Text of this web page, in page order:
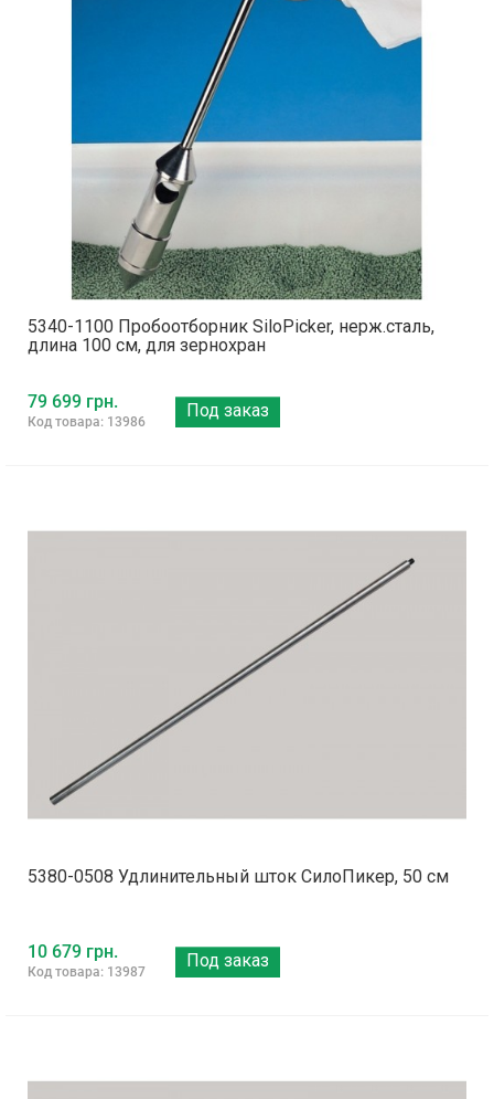
5340-1100 Пробоотборник SiloPicker, нерж.сталь,
длина 100 см, для зернохран
79 699 грн.
Код товара: 13986
Под заказ
5380-0508 Удлинительный шток СилоПикер, 50 см
10 679 грн.
Код товара: 13987
Под заказ